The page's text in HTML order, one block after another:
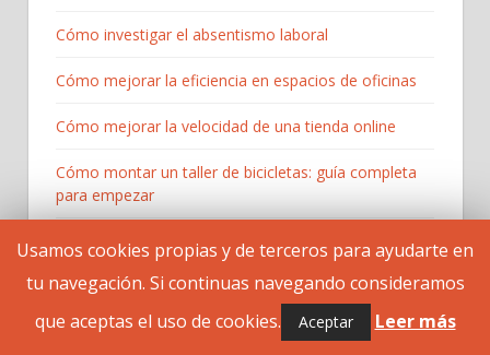
Cómo investigar el absentismo laboral
Cómo mejorar la eficiencia en espacios de oficinas
Cómo mejorar la velocidad de una tienda online
Cómo montar un taller de bicicletas: guía completa
para empezar​
Cómo motivar a un trabajador desmotivado
Cómo organizar una mudanza de oficina
Cómo puede beneficiar el outdoor training a tu
Usamos cookies propias y de terceros para ayudarte en
tu navegación. Si continuas navegando consideramos
que aceptas el uso de cookies.
Aceptar Leer más